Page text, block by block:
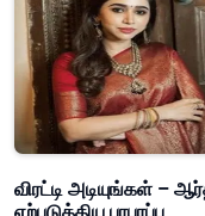
விரட்டி அடியுங்கள் –